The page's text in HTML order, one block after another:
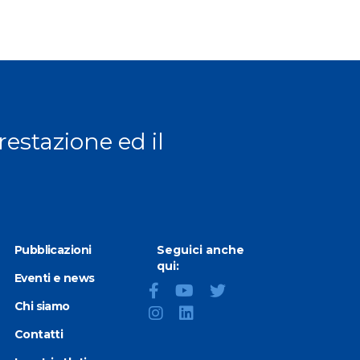
ed il
Pubblicazioni
Eventi e news
Chi siamo
Contatti
Seguici anche
qui: